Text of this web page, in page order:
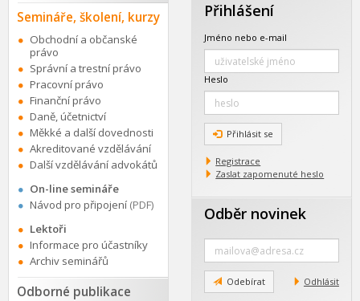
Semináře, školení, kurzy
Obchodní a občanské
právo
Správní a trestní právo
Pracovní právo
Finanční právo
Daně, účetnictví
Měkké a další dovednosti
Akreditované vzdělávání
Další vzdělávání advokátů
On-line semináře
Návod pro připojení (PDF)
Lektoři
Informace pro účastníky
Archiv seminářů
Odborné publikace
Přihlášení
Jméno nebo e-mail
Heslo
Přihlásit se
Registrace
Zaslat zapomenuté heslo
Odběr novinek
Zadejte
mail
Odebírat Odhlásit